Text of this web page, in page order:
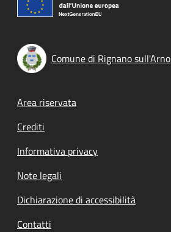
Comune di Rignano sull'Arno
Footer menu
Area riservata
Crediti
Informativa privacy
Note legali
Dichiarazione di accessibilità
Contatti